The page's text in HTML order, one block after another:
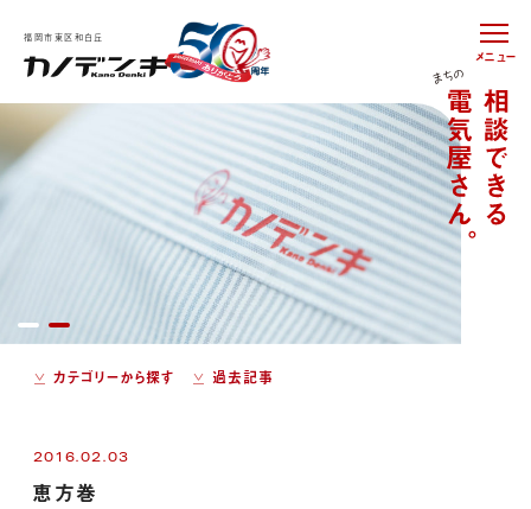
メニュー
福岡市東区和白丘
カテゴリーから探す 過去記事
2016.02.03
恵方巻